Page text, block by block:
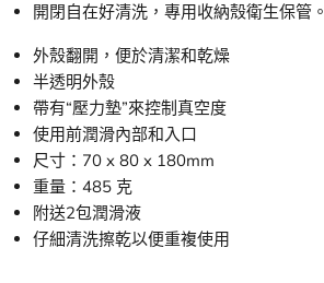
開閉自在好清洗，專用收納殼衛生保管。
外殼翻開，便於清潔和乾燥
半透明外殼
帶有“壓力墊”來控制真空度
使用前潤滑內部和入口
尺寸：70 x 80 x 180mm
重量：485 克
附送2包潤滑液
仔細清洗擦乾以便重複使用